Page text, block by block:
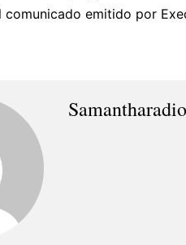
comunicado emitido por
Samantharadio